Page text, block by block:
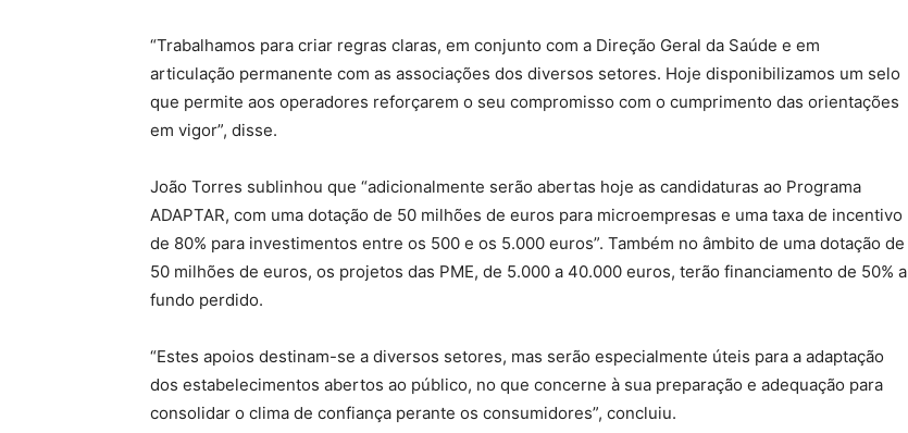
“Trabalhamos para criar regras claras, em conjunto com a Direção Geral da Saúde e em
articulação permanente com as associações dos diversos setores. Hoje disponibilizamos um selo
que permite aos operadores reforçarem o seu compromisso com o cumprimento das orientações
em vigor”, disse.
João Torres sublinhou que “adicionalmente serão abertas hoje as candidaturas ao Programa
ADAPTAR, com uma dotação de 50 milhões de euros para microempresas e uma taxa de incentivo
de 80% para investimentos entre os 500 e os 5.000 euros”. Também no âmbito de uma dotação de
50 milhões de euros, os projetos das PME, de 5.000 a 40.000 euros, terão financiamento de 50% a
fundo perdido.
“Estes apoios destinam-se a diversos setores, mas serão especialmente úteis para a adaptação
dos estabelecimentos abertos ao público, no que concerne à sua preparação e adequação para
consolidar o clima de confiança perante os consumidores”, concluiu.